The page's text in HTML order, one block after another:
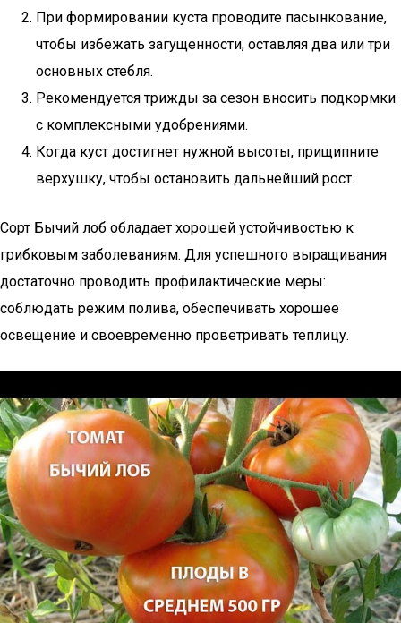
При формировании куста проводите пасынкование,
чтобы избежать загущенности, оставляя два или три
основных стебля.
Рекомендуется трижды за сезон вносить подкормки
с комплексными удобрениями.
Когда куст достигнет нужной высоты, прищипните
верхушку, чтобы остановить дальнейший рост.
Сорт Бычий лоб обладает хорошей устойчивостью к
грибковым заболеваниям. Для успешного выращивания
достаточно проводить профилактические меры:
соблюдать режим полива, обеспечивать хорошее
освещение и своевременно проветривать теплицу.